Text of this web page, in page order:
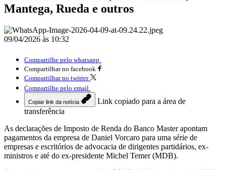
Mantega, Rueda e outros
09/04/2026 às 10:32
Compartilhe pelo whatsapp
Compartilhar no facebook
Compartilhar no twitter
Compartilhe pelo email
Copiar link da notícia
Link copiado para a área de
transferência
As declarações de Imposto de Renda do Banco Master apontam
pagamentos da empresa de Daniel Vorcaro para uma série de
empresas e escritórios de advocacia de dirigentes partidários, ex-
ministros e até do ex-presidente Michel Temer (MDB).